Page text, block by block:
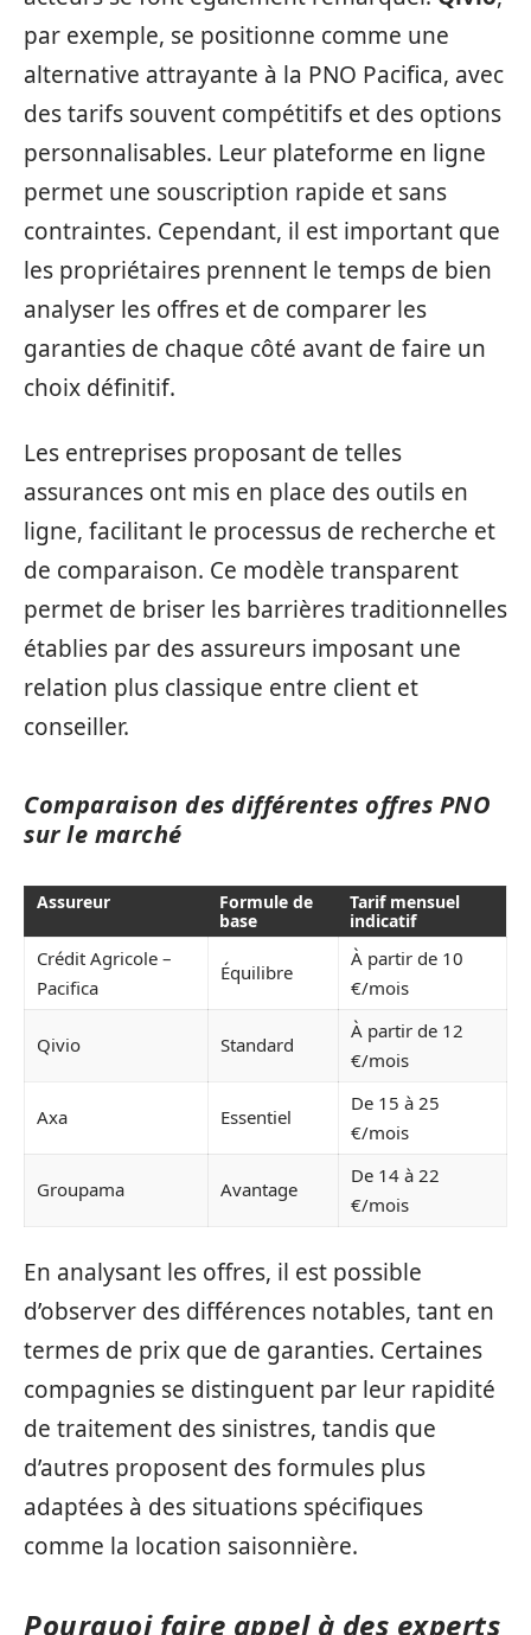
par exemple, se positionne comme une
alternative attrayante à la PNO Pacifica, avec
des tarifs souvent compétitifs et des options
personnalisables. Leur plateforme en ligne
permet une souscription rapide et sans
contraintes. Cependant, il est important que
les propriétaires prennent le temps de bien
analyser les offres et de comparer les
garanties de chaque côté avant de faire un
choix définitif.
Les entreprises proposant de telles
assurances ont mis en place des outils en
ligne, facilitant le processus de recherche et
de comparaison. Ce modèle transparent
permet de briser les barrières traditionnelles
établies par des assureurs imposant une
relation plus classique entre client et
conseiller.
Comparaison des différentes offres PNO
sur le marché
Assureur
Formule de
base
Tarif mensuel
indicatif
Crédit Agricole –
Pacifica
Équilibre
À partir de 10
€/mois
Qivio Standard
À partir de 12
€/mois
Axa Essentiel
De 15 à 25
€/mois
Groupama Avantage
De 14 à 22
€/mois
En analysant les offres, il est possible
d’observer des différences notables, tant en
termes de prix que de garanties. Certaines
compagnies se distinguent par leur rapidité
de traitement des sinistres, tandis que
d’autres proposent des formules plus
adaptées à des situations spécifiques
comme la location saisonnière.
Pourquoi faire appel à des experts